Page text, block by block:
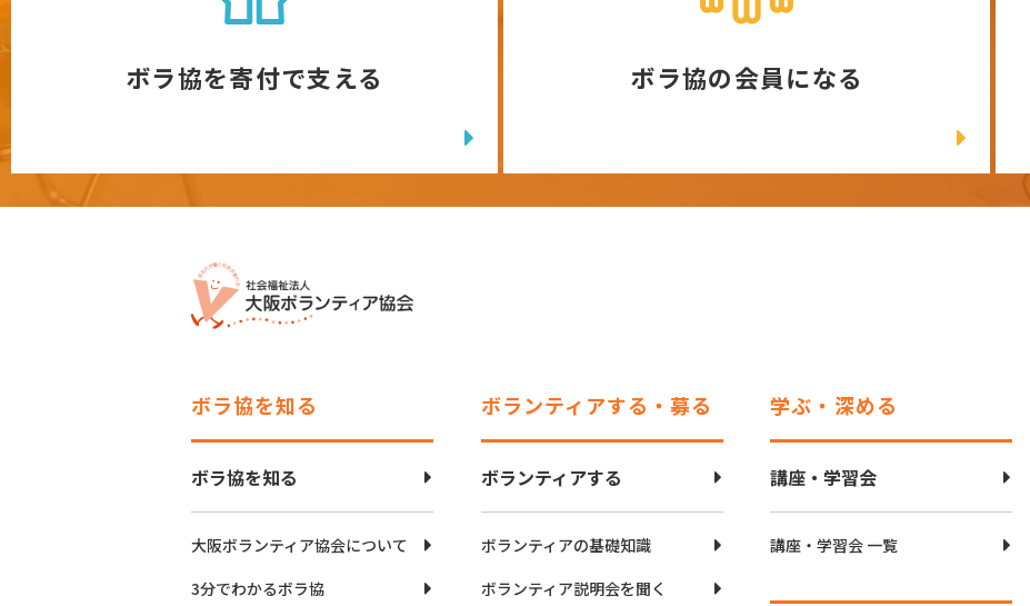
ボラ協を寄付で支える ボラ協の会員になる
ボラ協を知る
ボラ協を知る
大阪ボランティア協会について
3分でわかるボラ協
ボランティアする・募る
ボランティアする
ボランティアの基礎知識
ボランティア説明会を聞く
学ぶ・深める
講座・学習会
講座・学習会 一覧